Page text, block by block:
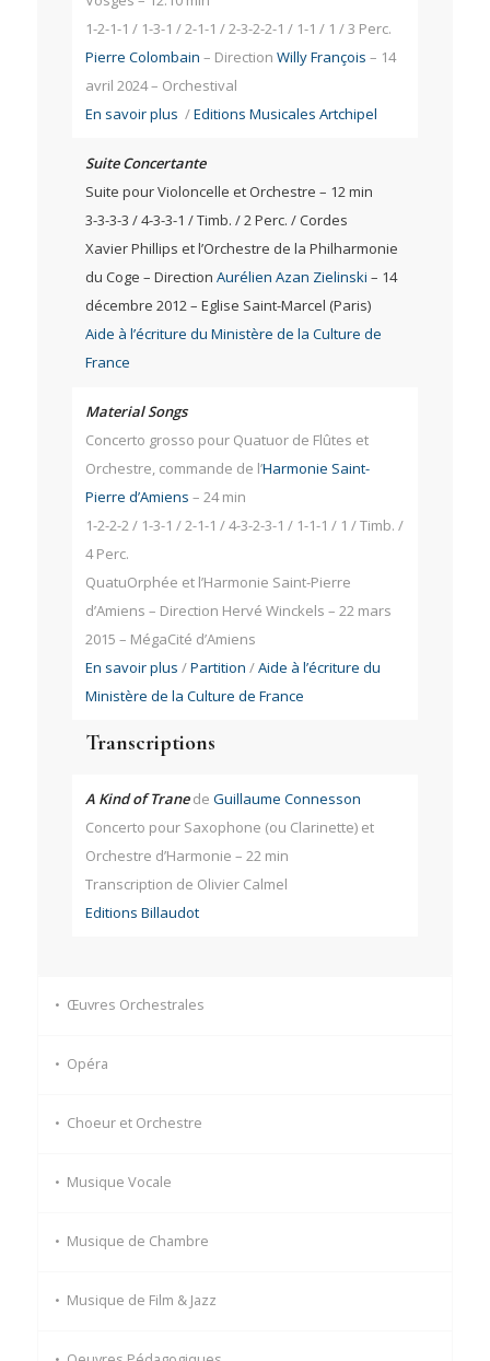
1-2-1-1 / 1-3-1 / 2-1-1 / 2-3-2-2-1 / 1-1 / 1 / 3 Perc.
Pierre Colombain – Direction Willy François – 14
avril 2024 – Orchestival
En savoir plus /Editions Musicales Artchipel
Suite Concertante
Suite pour Violoncelle et Orchestre – 12 min
3-3-3-3 / 4-3-3-1 / Timb. / 2 Perc. / Cordes
Xavier Phillips et l’Orchestre de la Philharmonie
du Coge – Direction Aurélien Azan Zielinski – 14
décembre 2012 – Eglise Saint-Marcel (Paris)
Aide à l’écriture du Ministère de la Culture de
France
Material Songs
Concerto grosso pour Quatuor de Flûtes et
Orchestre, commande de l’Harmonie Saint-
Pierre d’Amiens – 24 min
1-2-2-2 / 1-3-1 / 2-1-1 / 4-3-2-3-1 / 1-1-1 / 1 / Timb. /
4 Perc.
QuatuOrphée et l’Harmonie Saint-Pierre
d’Amiens – Direction Hervé Winckels – 22 mars
2015 – MégaCité d’Amiens
En savoir plus /Partition /Aide à l’écriture du
Ministère de la Culture de France
Transcriptions
A Kind of Tranede Guillaume Connesson
Concerto pour Saxophone (ou Clarinette) et
Orchestre d’Harmonie – 22 min
Transcription de Olivier Calmel
​​Editions Billaudot
Œuvres Orchestrales
Opéra
Choeur et Orchestre
Musique Vocale
Musique de Chambre
Musique de Film & Jazz